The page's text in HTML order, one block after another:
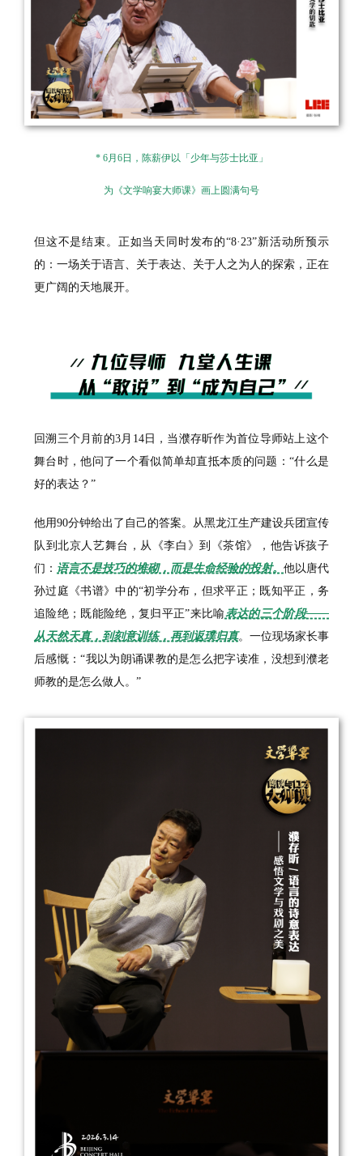
* 6月6日，陈薪伊以「少年与莎士比亚」
为《文学响宴大师课》画上圆满句号
但这不是结束。正如当天同时发布的“8·23”新活动所预示
的：一场关于语言、关于表达、关于人之为人的探索，正在
更广阔的天地展开。
回溯三个月前的3月14日，当濮存昕作为首位导师站上这个
舞台时，他问了一个看似简单却直抵本质的问题：“什么是
好的表达？”
他用90分钟给出了自己的答案。从黑龙江生产建设兵团宣传
队到北京人艺舞台，从《李白》到《茶馆》，他告诉孩子
们： 语言不是技巧的堆砌，而是生命经验的投射。 他以唐代
孙过庭《书谱》中的“初学分布，但求平正；既知平正，务
追险绝；既能险绝，复归平正”来比喻表达的三个阶段——
从天然天真，到刻意训练，再到返璞归真。一位现场家长事
后感慨：“我以为朗诵课教的是怎么把字读准，没想到濮老
师教的是怎么做人。”